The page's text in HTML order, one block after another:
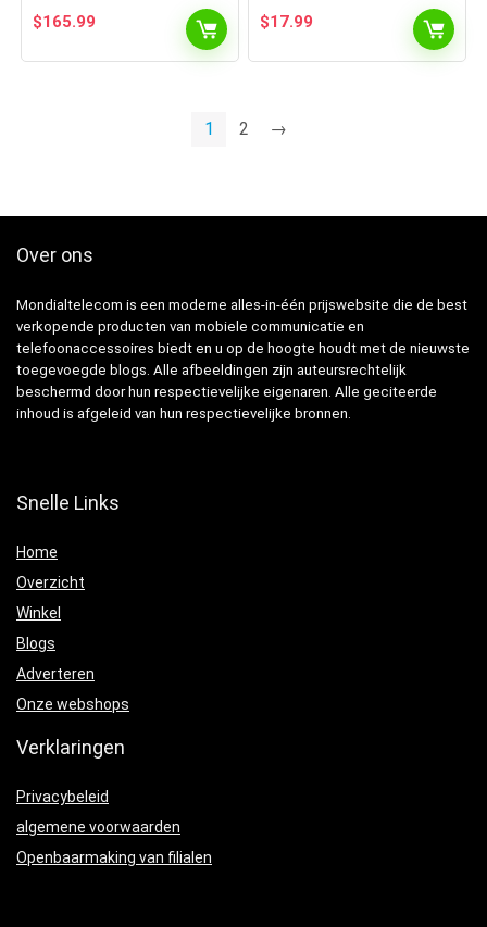
$165.99 $17.99
1 2 →
Over ons
Mondialtelecom is een moderne alles-in-één prijswebsite die de best
verkopende producten van mobiele communicatie en
telefoonaccessoires biedt en u op de hoogte houdt met de nieuwste
toegevoegde blogs. Alle afbeeldingen zijn auteursrechtelijk
beschermd door hun respectievelijke eigenaren. Alle geciteerde
inhoud is afgeleid van hun respectievelijke bronnen.
Snelle Links
Home
Overzicht
Winkel
Blogs
Adverteren
Onze webshops
Verklaringen
Privacybeleid
algemene voorwaarden
Openbaarmaking van filialen